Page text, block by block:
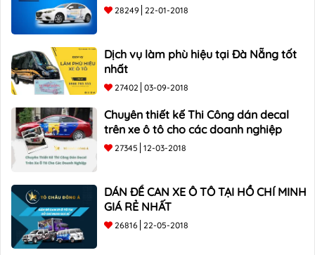
28249 22-01-2018
Dịch vụ làm phù hiệu tại Đà Nẵng tốt
nhất
27402 03-09-2018
Chuyên thiết kế Thi Công dán decal
trên xe ô tô cho các doanh nghiệp
27345 12-03-2018
DÁN ĐỀ CAN XE Ô TÔ TẠI HỒ CHÍ MINH
GIÁ RẺ NHẤT
26816 22-05-2018